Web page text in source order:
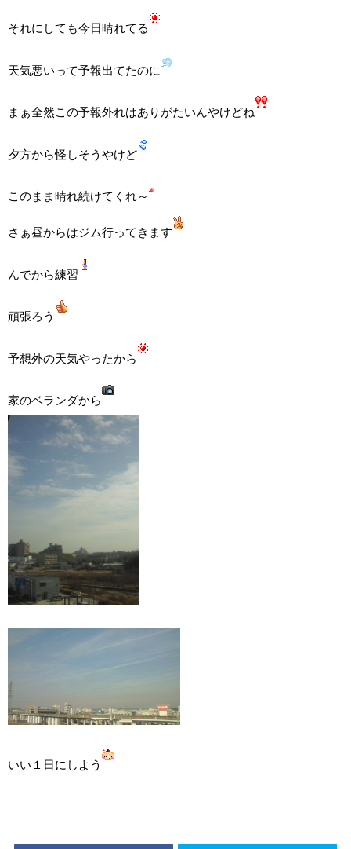
それにしても今日晴れてる
天気悪いって予報出てたのに
まぁ全然この予報外れはありがたいんやけどね
夕方から怪しそうやけど
このまま晴れ続けてくれ～
さぁ昼からはジム行ってきます
んでから練習
頑張ろう
予想外の天気やったから
家のベランダから
いい１日にしよう